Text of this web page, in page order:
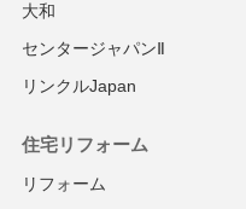
大和
センタージャパンⅡ
リンクルJapan
住宅リフォーム
リフォーム